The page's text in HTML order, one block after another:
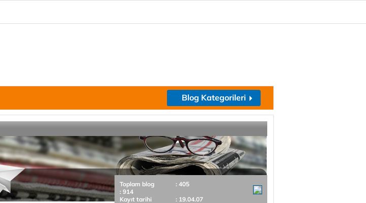
Blog Kategorileri
Toplam blog
: 405
: 914
Kayıt tarihi
: 19.04.07